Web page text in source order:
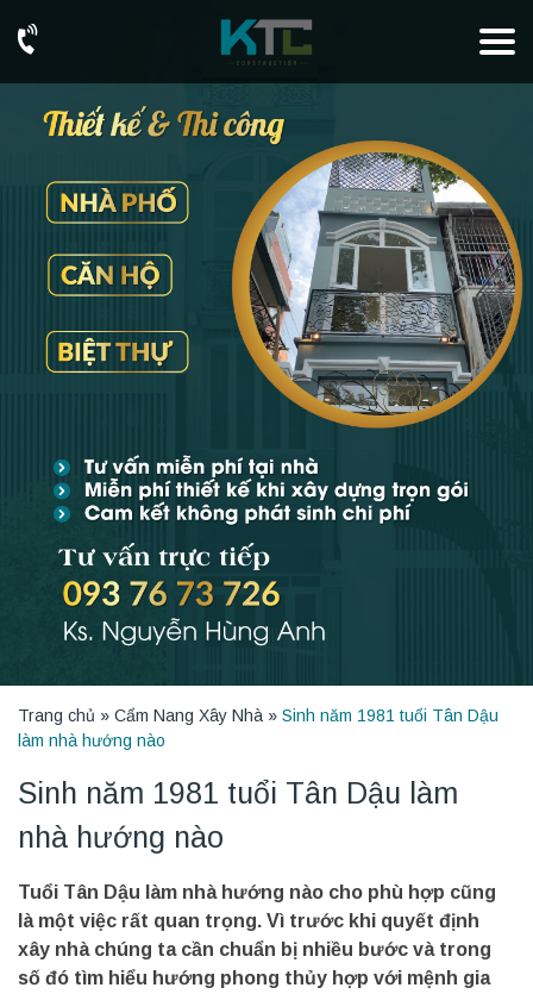
Trang chủ » Cẩm Nang Xây Nhà » Sinh năm 1981 tuổi Tân Dậu
làm nhà hướng nào
Sinh năm 1981 tuổi Tân Dậu làm
nhà hướng nào
Tuổi Tân Dậu làm nhà hướng nào cho phù hợp cũng
là một việc rất quan trọng. Vì trước khi quyết định
xây nhà chúng ta cần chuẩn bị nhiều bước và trong
số đó tìm hiểu hướng phong thủy hợp với mệnh gia